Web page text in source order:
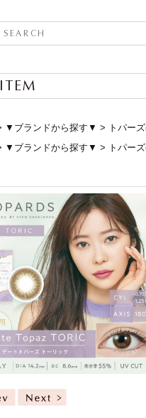
ITEM
▼ブランドから探す▼ トパー
▼ブランドから探す▼ トパー